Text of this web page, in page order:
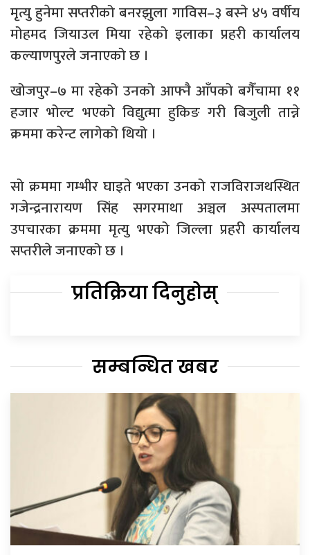
मृत्यु हुनेमा सप्तरीको बनरझुला गाविस–३ बस्ने ४५ वर्षीय
मोहमद जियाउल मिया रहेको इलाका प्रहरी कार्यालय
कल्याणपुरले जनाएको छ ।
खोजपुर–७ मा रहेको उनको आफ्नै आँपको बगैँचामा ११
हजार भोल्ट भएको विद्युत्मा हुकिङ गरी बिजुली तान्ने
क्रममा करेन्ट लागेको थियो ।
सो क्रममा गम्भीर घाइते भएका उनको राजविराजथस्थित
गजेन्द्रनारायण सिंह सगरमाथा अञ्चल अस्पतालमा
उपचारका क्रममा मृत्यु भएको जिल्ला प्रहरी कार्यालय
सप्तरीले जनाएको छ ।
प्रतिक्रिया दिनुहोस्
सम्बन्धित खबर